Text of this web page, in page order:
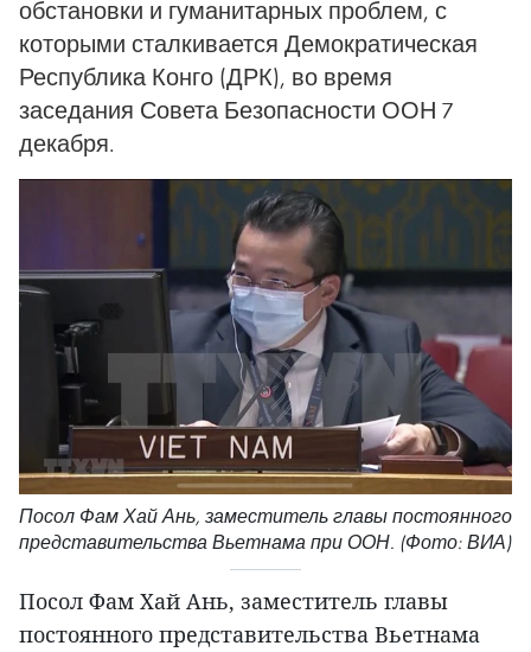
обстановки и гуманитарных проблем, с
которыми сталкивается Демократическая
Республика Конго (ДРК), во время
заседания Совета Безопасности ООН 7
декабря.
Посол Фам Хай Ань, заместитель главы постоянного
представительства Вьетнама при ООН. (Фото: ВИА)
Посол Фам Хай Ань, заместитель главы
постоянного представительства Вьетнама